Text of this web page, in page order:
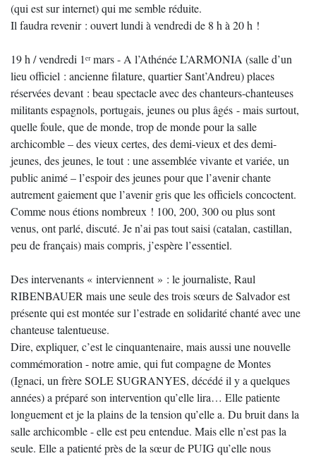
(qui est sur internet) qui me semble réduite.
Il faudra revenir : ouvert lundi à vendredi de 8 h à 20 h !
19 h / vendredi 1ᵉʳ mars - A l’Athénée L’ARMONIA (salle d’un
lieu officiel : ancienne filature, quartier Sant’Andreu) places
réservées devant : beau spectacle avec des chanteurs-chanteuses
militants espagnols, portugais, jeunes ou plus âgés - mais surtout,
quelle foule, que de monde, trop de monde pour la salle
archicomble – des vieux certes, des demi-vieux et des demi-
jeunes, des jeunes, le tout : une assemblée vivante et variée, un
public animé – l’espoir des jeunes pour que l’avenir chante
autrement gaiement que l’avenir gris que les officiels concoctent.
Comme nous étions nombreux ! 100, 200, 300 ou plus sont
venus, ont parlé, discuté. Je n’ai pas tout saisi (catalan, castillan,
peu de français) mais compris, j’espère l’essentiel.
Des intervenants « interviennent » : le journaliste, Raul
RIBENBAUER mais une seule des trois sœurs de Salvador est
présente qui est montée sur l’estrade en solidarité chanté avec une
chanteuse talentueuse.
Dire, expliquer, c’est le cinquantenaire, mais aussi une nouvelle
commémoration - notre amie, qui fut compagne de Montes
(Ignaci, un frère SOLE SUGRANYES, décédé il y a quelques
années) a préparé son intervention qu’elle lira… Elle patiente
longuement et je la plains de la tension qu’elle a. Du bruit dans la
salle archicomble - elle est peu entendue. Mais elle n’est pas la
seule. Elle a patienté près de la sœur de PUIG qu’elle nous